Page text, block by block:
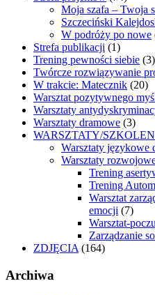
Moja szafa – Twoja
Szczeciński
W podróży po nowe
Strefa publikacji (1)
Trening pewności siebie (3)
Twórcze rozwiązywanie
W trakcie: Matecznik (20)
Warsztat pozytywnego
Warsztaty
Warsztaty dramowe (3)
WARSZTATY/
Warsztaty językowe
Warsztaty
Trening
Trening
Warsztat
emocji (7)
Warsztat-
Zarządzanie
ZDJĘCIA (164)
Archiwa